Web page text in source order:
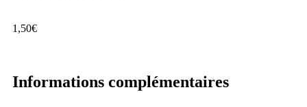
1,50€
Informations complémentaires